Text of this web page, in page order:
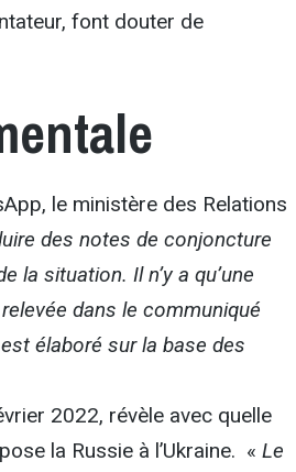
font douter de
le ministère des Relations
des notes de conjoncture
la situation. Il n’y a qu’une
dans le communiqué
élaboré sur la base des
2022, révèle avec quelle
la Russie à l’Ukraine. « Le